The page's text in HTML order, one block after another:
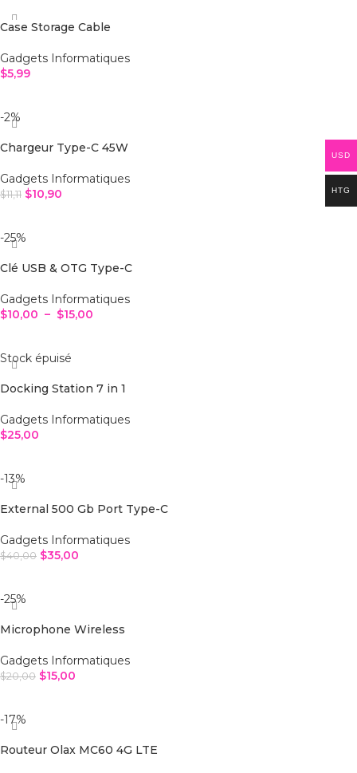
Case Storage Cable
Gadgets Informatiques
$5,99
-2%
Chargeur Type-C 45W
Gadgets Informatiques
$11,11 $10,90
-25%
Clé USB & OTG Type-C
Gadgets Informatiques
$10,00 – $15,00
Stock épuisé
Docking Station 7 in 1
Gadgets Informatiques
$25,00
-13%
External 500 Gb Port Type-C
Gadgets Informatiques
$40,00 $35,00
-25%
Microphone Wireless
Gadgets Informatiques
$20,00 $15,00
-17%
Routeur Olax MC60 4G LTE
USD
HTG